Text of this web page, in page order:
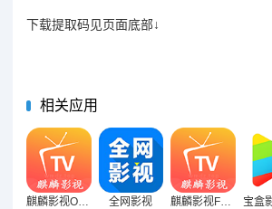
下载提取码见页面底部↓
相关应用
全网影视